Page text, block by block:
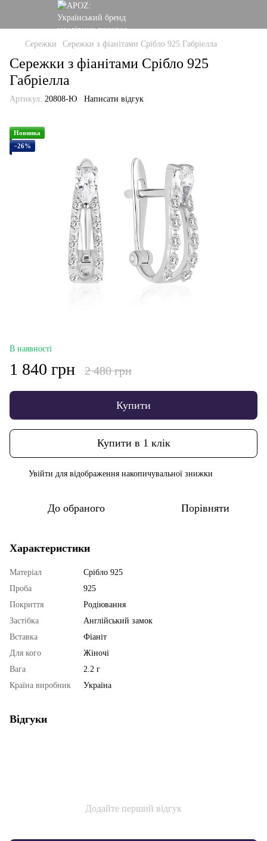
Сережки Сережки з фіанітами Срібло 925 Габріелла
Сережки з фіанітами Срібло 925
Габріелла
Артикул: 20808-Ю Написати відгук
Новинка
−26%
В наявності
1 840 грн 2 480 грн
Купити
Купити в 1 клік
Увійти для відображення накопичувальної знижки
До обраного Порівняти
Характеристики
Матеріал
Срібло 925
Проба
925
Покриття
Родіювання
Застібка
Англійський замок
Вставка
Фіаніт
Для кого
Жіночі
Вага
2.2 г
Країна виробник
Україна
Відгуки
Додайте перший відгук